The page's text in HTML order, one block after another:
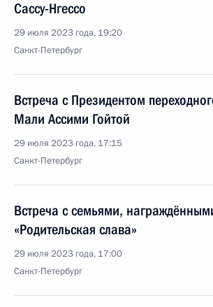
Сассу-Нгессо
29 июля 2023 года, 19:20
Санкт-Петербург
Встреча с Президентом
Мали Ассими Гойтой
29 июля 2023 года, 17:15
Санкт-Петербург
Встреча с семьями,
«Родительская слава»
29 июля 2023 года, 17:00
Санкт-Петербург